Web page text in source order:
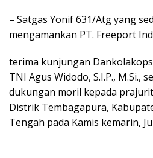
– Satgas Yonif 631/Atg yang
mengamankan PT. Freeport
terima kunjungan
TNI Agus Widodo, S.I.P., M.Si.,
dukungan moril kepada
Distrik Tembagapura,
Tengah pada Kamis kemarin,